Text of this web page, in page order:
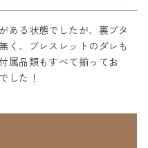
ある状態でしたが、裏ブタ
く、ブレスレットのダレも
属品類もすべて揃ってお
した！